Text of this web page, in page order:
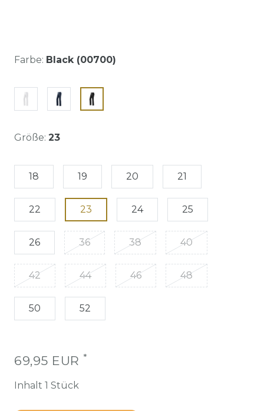
Farbe: Black (00700)
Größe: 23
18 19 20 21
22 23 24 25
26 36 38 40
42 44 46 48
50 52
69,95 EUR *
Inhalt 1 Stück